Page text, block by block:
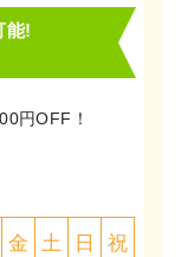
能!
円OFF！
金 土 日 祝